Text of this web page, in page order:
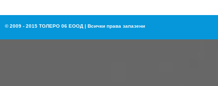
© 2009 - 2015 ТОЛЕРО 06 ЕООД | Всички права запазени